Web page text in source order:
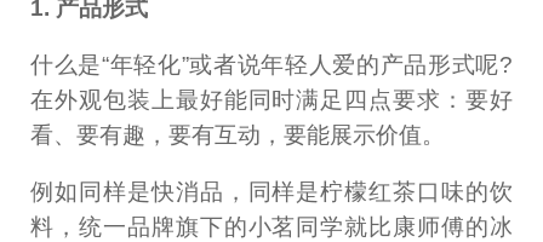
1. 产品形式
什么是“年轻化”或者说年轻人爱的产品形式呢?
在外观包装上最好能同时满足四点要求：要好
看、要有趣，要有互动，要能展示价值。
例如同样是快消品，同样是柠檬红茶口味的饮
料，统一品牌旗下的小茗同学就比康师傅的冰